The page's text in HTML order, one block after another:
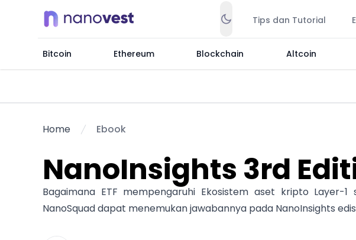
Tips dan Tutorial
Bitcoin Ethereum Blockchain Altcoin
Home Ebook
NanoInsights 3rd
Bagaimana ETF mempengaruhi Ekosistem aset kripto Layer-
NanoSquad dapat menemukan jawabannya pada NanoInsights